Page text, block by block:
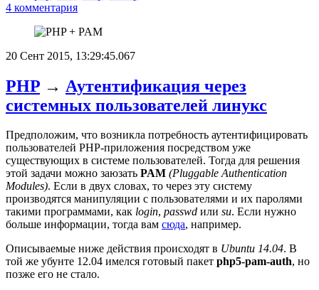
4 комментария
20 Сент 2015, 13:29:45.067
PHP → Аутентификация через
системных пользователей линукс
Предположим, что возникла потребность аутентифицировать
пользователей PHP-приложения посредством уже
существующих в системе пользователей. Тогда для решения
этой задачи можно заюзать PAM (Pluggable Authentication
Modules). Если в двух словах, то через эту систему
производятся манипуляции с пользователями и их паролями
такими программами, как login, passwd или su. Если нужно
больше информации, тогда вам сюда, например.
Описываемые ниже действия происходят в Ubuntu 14.04. В
той же убунте 12.04 имелся готовый пакет php5-pam-auth, но
позже его не стало.